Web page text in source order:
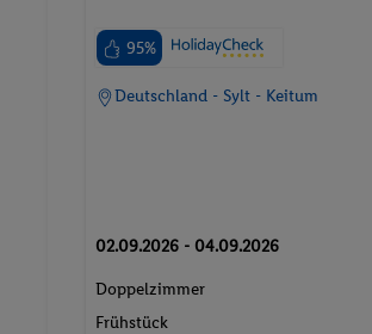
95%
Deutschland - Sylt - Keitum
02.09.2026 - 04.09.2026
Doppelzimmer
Frühstück